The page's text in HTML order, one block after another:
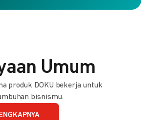
Umum
produk DOKU bekerja untuk
bisnismu.